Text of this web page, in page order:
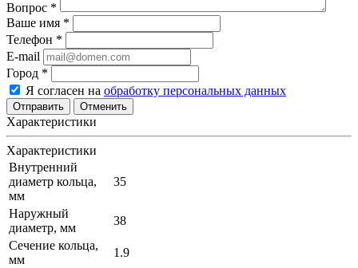
Вопрос *
Ваше имя *
Телефон *
E-mail
Город *
Я согласен на обработку персональных данных
Отменить
Характеристики
Характеристики
Внутренний
диаметр кольца,
мм
35
Наружный
диаметр, мм
38
Сечение кольца,
мм
1.9